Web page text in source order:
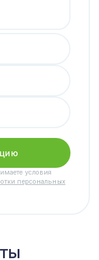
условия
персональных